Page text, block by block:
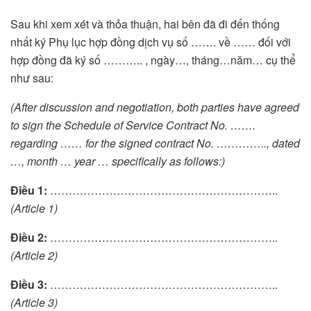
Sau khi xem xét và thỏa thuận, hai bên đã đi đến thống
nhất ký Phụ lục hợp đồng dịch vụ số ……. về …… đối với
hợp đồng đã ký số ……….. , ngày…, tháng…năm… cụ thể
như sau:
(After discussion and negotiation, both parties have agreed
to sign the Schedule of Service Contract No. …….
regarding …… for the signed contract No. ………….., dated
…, month … year … specifically as follows:)
Điều 1: ……………………………………………………..
(Article 1)
Điều 2: ……………………………………………………..
(Article 2)
Điều 3: ……………………………………………………..
(Article 3)